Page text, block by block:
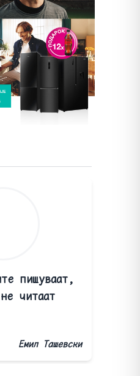
пишуваат,
читаат
Емил Ташевски